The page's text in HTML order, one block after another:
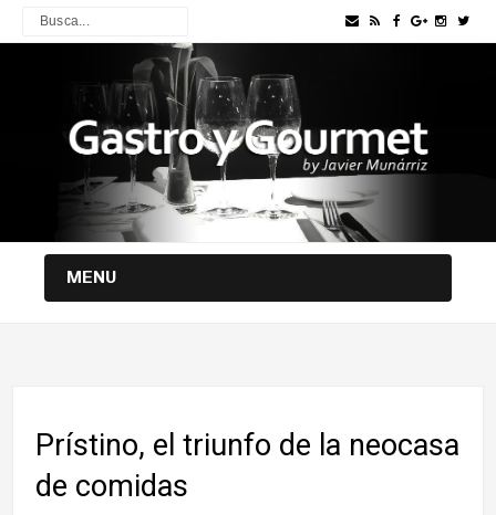
MENU
Prístino, el triunfo de la neocasa
de comidas